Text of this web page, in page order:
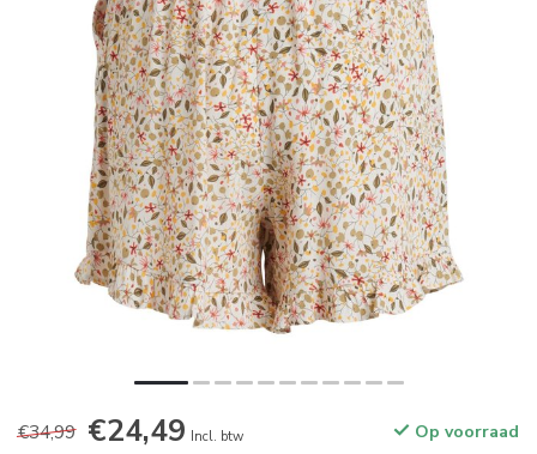
€34,99 €24,49 Incl. btw Op voorraad